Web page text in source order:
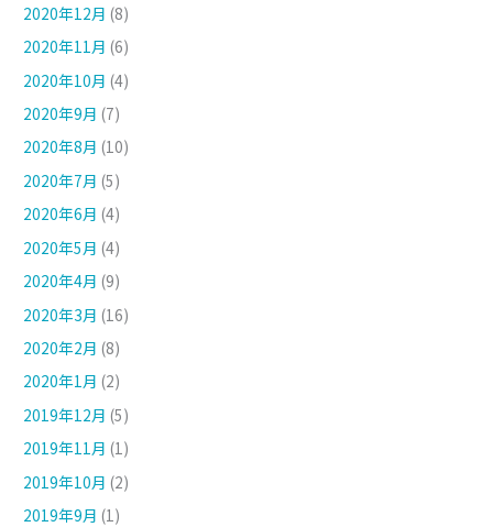
2020年12月 (8)
2020年11月 (6)
2020年10月 (4)
2020年9月 (7)
2020年8月 (10)
2020年7月 (5)
2020年6月 (4)
2020年5月 (4)
2020年4月 (9)
2020年3月 (16)
2020年2月 (8)
2020年1月 (2)
2019年12月 (5)
2019年11月 (1)
2019年10月 (2)
2019年9月 (1)